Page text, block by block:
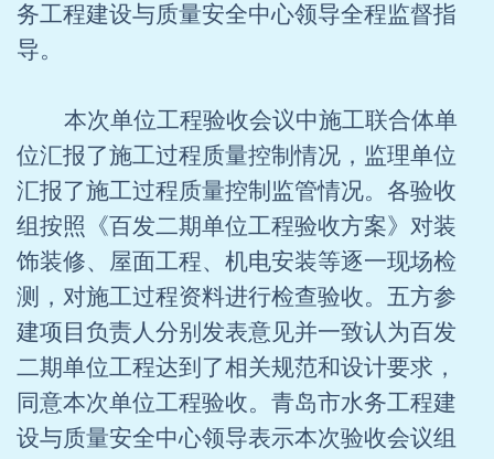
务工程建设与质量安全中心领导全程监督指
导。
本次单位工程验收会议中施工联合体单
位汇报了施工过程质量控制情况，监理单位
汇报了施工过程质量控制监管情况。各验收
组按照《百发二期单位工程验收方案》对装
饰装修、屋面工程、机电安装等逐一现场检
测，对施工过程资料进行检查验收。五方参
建项目负责人分别发表意见并一致认为百发
二期单位工程达到了相关规范和设计要求，
同意本次单位工程验收。青岛市水务工程建
设与质量安全中心领导表示本次验收会议组